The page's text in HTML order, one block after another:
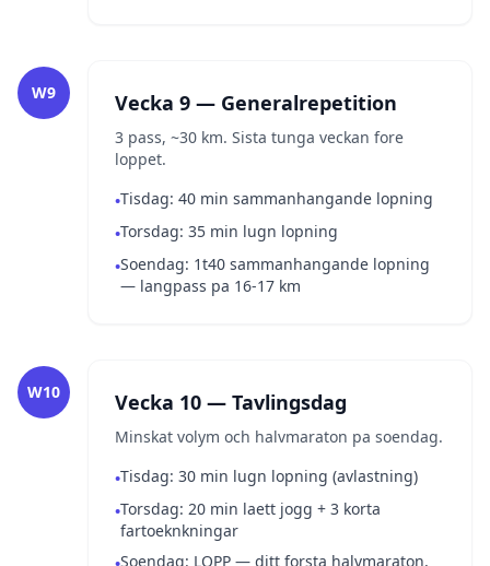
W9 Vecka 9 — Generalrepetition
3 pass, ~30 km. Sista tunga veckan fore
loppet.
•Tisdag: 40 min sammanhangande lopning
•Torsdag: 35 min lugn lopning
•Soendag: 1t40 sammanhangande lopning
— langpass pa 16-17 km
W10 Vecka 10 — Tavlingsdag
Minskat volym och halvmaraton pa soendag.
•Tisdag: 30 min lugn lopning (avlastning)
•Torsdag: 20 min laett jogg + 3 korta
fartoeknkningar
Soendag: LOPP — ditt forsta halvmaraton,